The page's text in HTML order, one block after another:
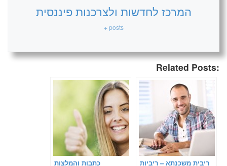
המרכז לחדשות ולצרכנות פיננסית
+ posts
Related Posts:
כתבות והמלצות ריבית משכנתא – ריביות